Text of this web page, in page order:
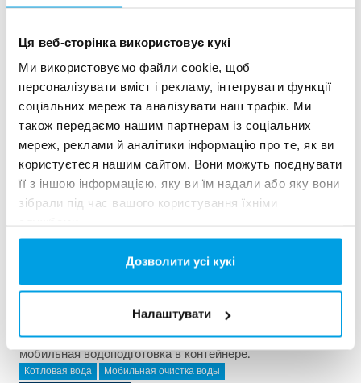
Ця веб-сторінка використовує кукі
Ми використовуємо файли cookie, щоб
персоналізувати вміст і рекламу, інтегрувати функції
соціальних мереж та аналізувати наш трафік. Ми
також передаємо нашим партнерам із соціальних
мереж, реклами й аналітики інформацію про те, як ви
користуєтеся нашим сайтом. Вони можуть поєднувати
її з іншою інформацією, яку ви їм надали або яку вони
зібрали під час вашого користування їхніми
Дозволити усі кукі
Налаштувати
2x60 м³/ч сверхчистой воды для электростанции
существующую водоочистную установку, но свободного
места на площадке не было. Лучшим решением была
мобильная водоподготовка в контейнере.
Котловая вода Мобильная очистка воды